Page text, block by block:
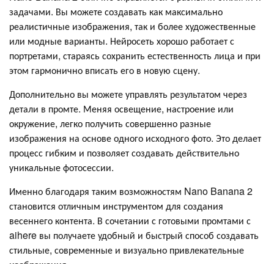
задачами. Вы можете создавать как максимально
реалистичные изображения, так и более художественные
или модные варианты. Нейросеть хорошо работает с
портретами, стараясь сохранить естественность лица и при
этом гармонично вписать его в новую сцену.
Дополнительно вы можете управлять результатом через
детали в промте. Меняя освещение, настроение или
окружение, легко получить совершенно разные
изображения на основе одного исходного фото. Это делает
процесс гибким и позволяет создавать действительно
уникальные фотосессии.
Именно благодаря таким возможностям Nano Banana 2
становится отличным инструментом для создания
весеннего контента. В сочетании с готовыми промтами с
aihere вы получаете удобный и быстрый способ создавать
стильные, современные и визуально привлекательные